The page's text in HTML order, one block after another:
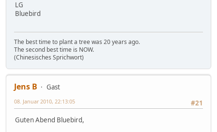
LG
Bluebird
The best time to plant a tree was 20 years ago.
The second best time is NOW.
(Chinesisches Sprichwort)
Jens B
Gast
#21
08. Januar 2010, 22:13:05
Guten Abend Bluebird,